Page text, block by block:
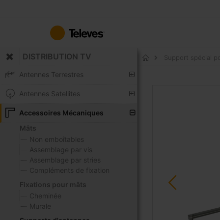
contenu
DISTRIBUTION TV
Antennes Terrestres
Antennes Satellites
Accessoires Mécaniques
Mâts
Non emboîtables
Assemblage par vis
Assemblage par stries
Compléments de fixation
Fixations pour mâts
Cheminée
Murale